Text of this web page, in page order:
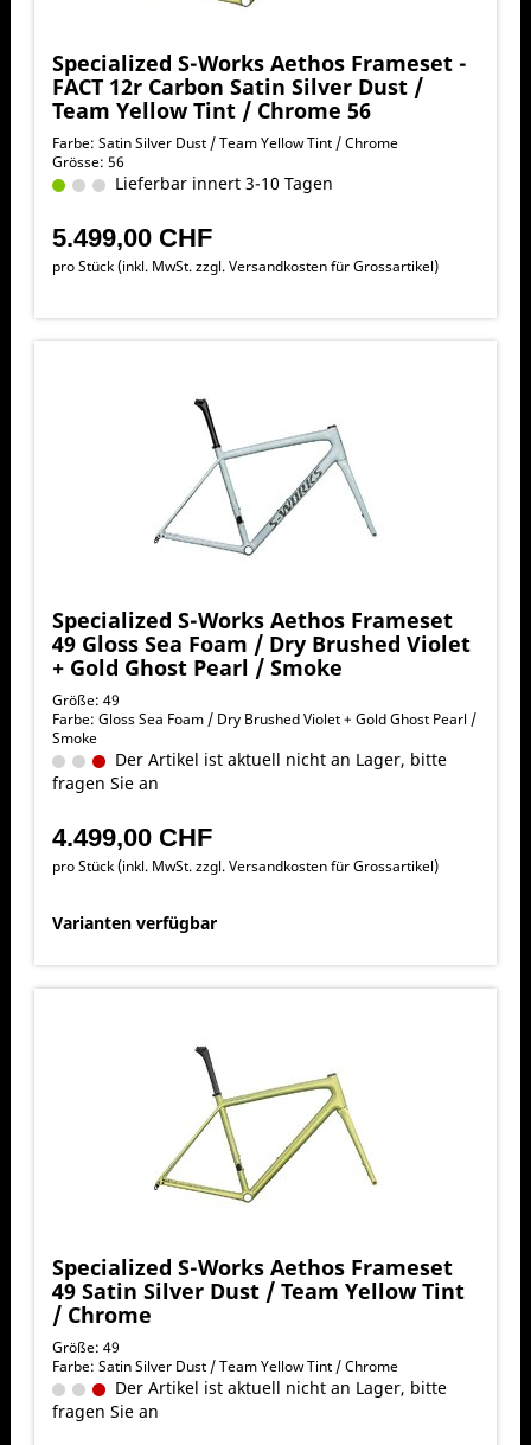
Specialized S-Works Aethos Frameset -
FACT 12r Carbon Satin Silver Dust /
Team Yellow Tint / Chrome 56
Farbe: Satin Silver Dust / Team Yellow Tint / Chrome
Grösse: 56
Lieferbar innert 3-10 Tagen
5.499,00 CHF
pro Stück (inkl. MwSt. zzgl.Versandkosten für Grossartikel)
Specialized S-Works Aethos Frameset
49 Gloss Sea Foam / Dry Brushed Violet
+ Gold Ghost Pearl / Smoke
Größe: 49
Farbe: Gloss Sea Foam / Dry Brushed Violet + Gold Ghost Pearl /
Smoke
Der Artikel ist aktuell nicht an Lager, bitte
fragen Sie an
4.499,00 CHF
pro Stück (inkl. MwSt. zzgl.Versandkosten für Grossartikel)
Varianten verfügbar
Specialized S-Works Aethos Frameset
49 Satin Silver Dust / Team Yellow Tint
/ Chrome
Größe: 49
Farbe: Satin Silver Dust / Team Yellow Tint / Chrome
Der Artikel ist aktuell nicht an Lager, bitte
fragen Sie an